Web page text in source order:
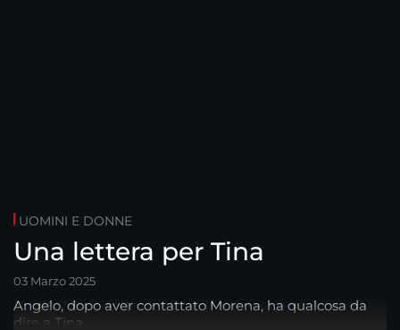
UOMINI E DONNE
Una lettera per Tina
03 Marzo 2025
Angelo, dopo aver contattato Morena, ha qualcosa da
dire a Tina...